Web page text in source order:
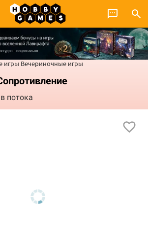
игры Вечериночные игры
потока